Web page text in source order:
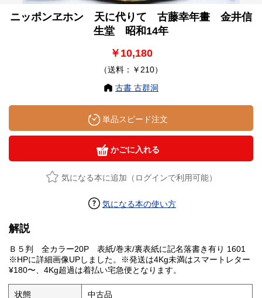
ニッポンヱホン 天に代りて 古藤幸年畫 金井信
生堂 昭和14年
￥10,180
（送料：￥210）
古書 古群洞
単品スピード注文
かごに入れる
気になる本に追加（ログインで利用可能）
気になる本の使い方
解説
Ｂ５判 全カラー20P 表紙/巻末/裏表紙に記名落書き有り 1601
※HPに詳細画像UPしました。※発送は4Kg未満はスマートレター
¥180〜、4Kg超過は着払い宅急便となります。
状態 中古品